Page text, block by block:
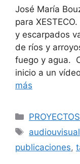
José María
para
y escarpados
de ríos y
fuego y agua.
inicio a un
más
audiouvisual
publicaciones,